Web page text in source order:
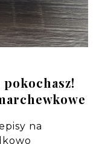
na